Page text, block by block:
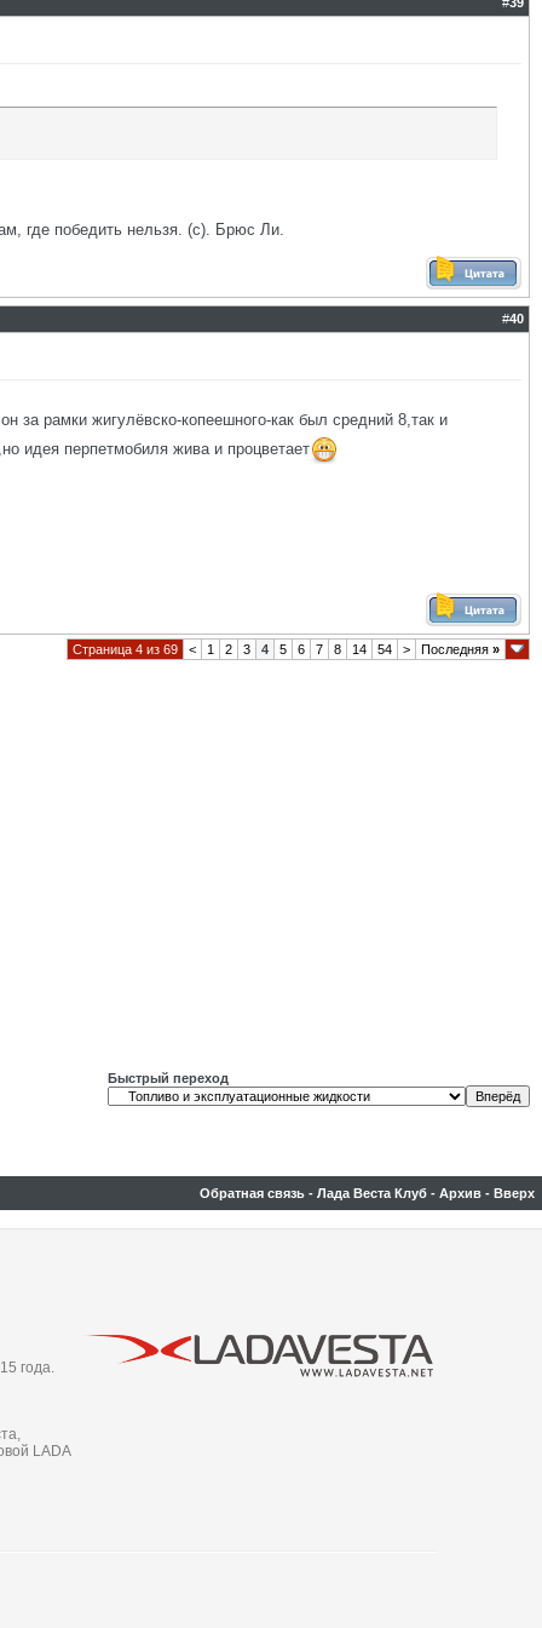
где победить нельзя. (с). Брюс Ли.
#40
за рамки жигулёвско-копеешного-как был средний 8,так и
идея перпетмобиля жива и процветает
Страница 4 из 69 < 1 2 3 4 5 6 7 8 14 54 > Последняя »
Быстрый переход
Обратная связь - Лада Веста Клуб - Архив - Вверх
года.
LADA